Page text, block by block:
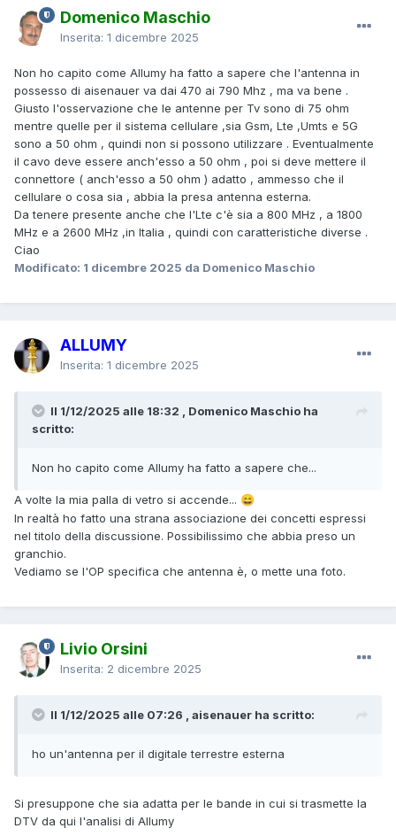
Domenico Maschio
Inserita: 1 dicembre 2025
Non ho capito come Allumy ha fatto a sapere che l'antenna in
possesso di aisenauer va dai 470 ai 790 Mhz , ma va bene .
Giusto l'osservazione che le antenne per Tv sono di 75 ohm
mentre quelle per il sistema cellulare ,sia Gsm, Lte ,Umts e 5G
sono a 50 ohm , quindi non si possono utilizzare . Eventualmente
il cavo deve essere anch'esso a 50 ohm , poi si deve mettere il
connettore ( anch'esso a 50 ohm ) adatto , ammesso che il
cellulare o cosa sia , abbia la presa antenna esterna.
Da tenere presente anche che l'Lte c'è sia a 800 MHz , a 1800
MHz e a 2600 MHz ,in Italia , quindi con caratteristiche diverse .
Ciao
Modificato: 1 dicembre 2025 da Domenico Maschio
ALLUMY
Inserita: 1 dicembre 2025
Il 1/12/2025 alle 18:32 , Domenico Maschio ha
scritto:
Non ho capito come Allumy ha fatto a sapere che...
A volte la mia palla di vetro si accende... 😄
In realtà ho fatto una strana associazione dei concetti espressi
nel titolo della discussione. Possibilissimo che abbia preso un
granchio.
Vediamo se l'OP specifica che antenna è, o mette una foto.
Livio Orsini
Inserita: 2 dicembre 2025
Il 1/12/2025 alle 07:26 , aisenauer ha scritto:
ho un'antenna per il digitale terrestre esterna
Si presuppone che sia adatta per le bande in cui si trasmette la
DTV da qui l'analisi di Allumy